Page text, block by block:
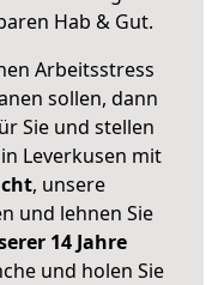
Hab & Gut.
Arbeitsstress
sollen, dann
Sie und stellen
in Leverkusen mit
, unsere
und lehnen Sie
14 Jahre
und holen Sie